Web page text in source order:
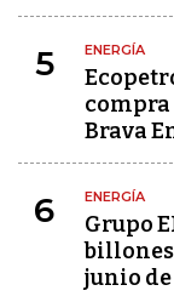
5 ENERGÍA
compra
Brava
6 ENERGÍA
Grupo
billones
junio de